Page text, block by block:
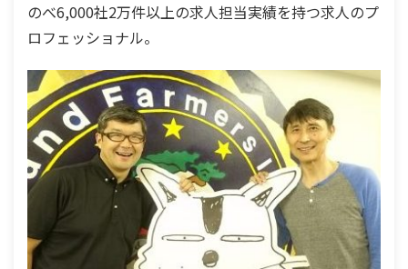
のべ6,000社2万件以上の求人担当実績を持つ求人のプ
ロフェッショナル。